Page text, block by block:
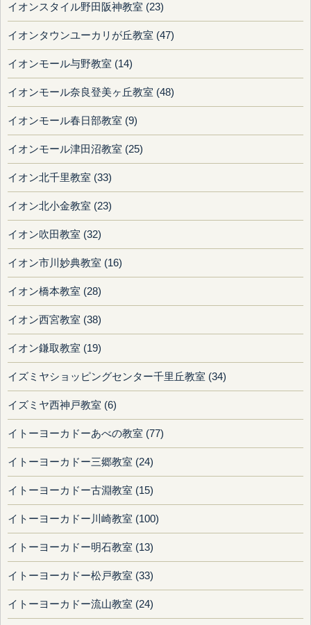
イオンスタイル野田阪神教室 (23)
イオンタウンユーカリが丘教室 (47)
イオンモール与野教室 (14)
イオンモール奈良登美ヶ丘教室 (48)
イオンモール春日部教室 (9)
イオンモール津田沼教室 (25)
イオン北千里教室 (33)
イオン北小金教室 (23)
イオン吹田教室 (32)
イオン市川妙典教室 (16)
イオン橋本教室 (28)
イオン西宮教室 (38)
イオン鎌取教室 (19)
イズミヤショッピングセンター千里丘教室 (34)
イズミヤ西神戸教室 (6)
イトーヨーカドーあべの教室 (77)
イトーヨーカドー三郷教室 (24)
イトーヨーカドー古淵教室 (15)
イトーヨーカドー川崎教室 (100)
イトーヨーカドー明石教室 (13)
イトーヨーカドー松戸教室 (33)
イトーヨーカドー流山教室 (24)